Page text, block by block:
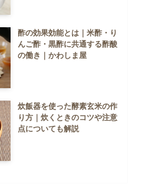
酢の効果効能とは｜米酢・り
んご酢・黒酢に共通する酢酸
の働き｜かわしま屋
炊飯器を使った酵素玄米の作
り方｜炊くときのコツや注意
点についても解説